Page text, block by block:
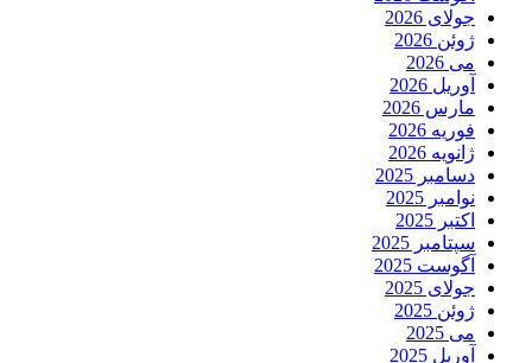
جولای 2026
ژوئن 2026
می 2026
آوریل 2026
مارس 2026
فوریه 2026
ژانویه 2026
دسامبر 2025
نوامبر 2025
اکتبر 2025
سپتامبر 2025
آگوست 2025
جولای 2025
ژوئن 2025
می 2025
آوریل 2025